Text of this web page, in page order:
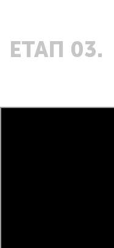
ЕТАП 03.